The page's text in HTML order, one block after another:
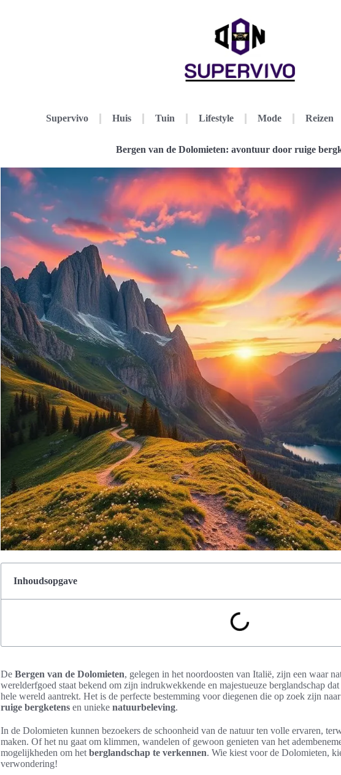
Supervivo Huis Tuin Lifestyle Mode Reizen
Bergen van de Dolomieten: avontuur door ruige
Inhoudsopgave
De Bergen van de Dolomieten, gelegen in het noordoosten van Italië, zijn een waar
werelderfgoed staat bekend om zijn indrukwekkende en majestueuze berglandschap
hele wereld aantrekt. Het is de perfecte bestemming voor diegenen die op zoek zijn
ruige bergketens en unieke natuurbeleving.
In de Dolomieten kunnen bezoekers de schoonheid van de natuur ten volle ervaren,
maken. Of het nu gaat om klimmen, wandelen of gewoon genieten van het
mogelijkheden om het berglandschap te verkennen. Wie kiest voor de Dolomieten,
verwondering!